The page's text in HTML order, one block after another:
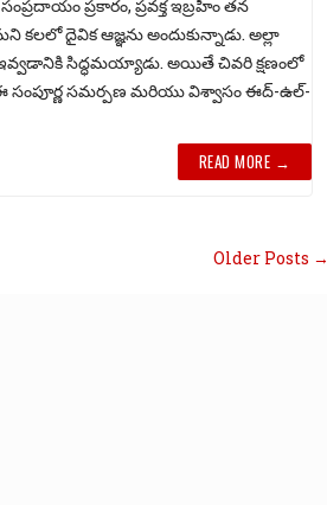
ప్రకారం, ప్రవక్త ఇబ్రహీం తన
దైవిక ఆజ్ఞను అందుకున్నాడు. అల్లా
ఇవ్వడానికి సిద్ధమయ్యాడు. అయితే చివరి క్షణంలో
సంపూర్ణ సమర్పణ మరియు విశ్వాసం ఈద్-ఉల్-
READ MORE →
Older Posts →